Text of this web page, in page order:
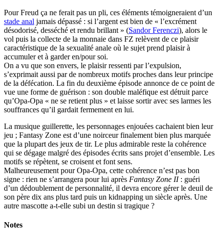
Pour Freud ça ne ferait pas un pli, ces éléments témoigneraient d’un
stade anal jamais dépassé : si l’argent est bien de « l’excrément
désodorisé, desséché et rendu brillant » (Sandor Ferenczi), alors le
vol puis la collecte de la monnaie dans FZ relèvent de ce plaisir
caractéristique de la sexualité anale où le sujet prend plaisir à
accumuler et à garder en/pour soi.
On a vu que son envers, le plaisir ressenti par l’expulsion,
s’exprimait aussi par de nombreux motifs proches dans leur principe
de la défécation. La fin du deuxième épisode annonce de ce point de
vue une forme de guérison : son double maléfique est détruit parce
qu’Opa-Opa « ne se retient plus » et laisse sortir avec ses larmes les
souffrances qu’il gardait fermement en lui.
La musique guillerette, les personnages enjouées cachaient bien leur
jeu ; Fantasy Zone est d’une noirceur finalement bien plus marquée
que la plupart des jeux de tir. Le plus admirable reste la cohérence
qui se dégage malgré des épisodes écrits sans projet d’ensemble. Les
motifs se répètent, se croisent et font sens.
Malheureusement pour Opa-Opa, cette cohérence n’est pas bon
signe : rien ne s’arrangera pour lui après Fantasy Zone II: guéri
d’un dédoublement de personnalité, il devra encore gérer le deuil de
son père dix ans plus tard puis un kidnapping un siècle après. Une
autre mascotte a-t-elle subi un destin si tragique ?
Notes